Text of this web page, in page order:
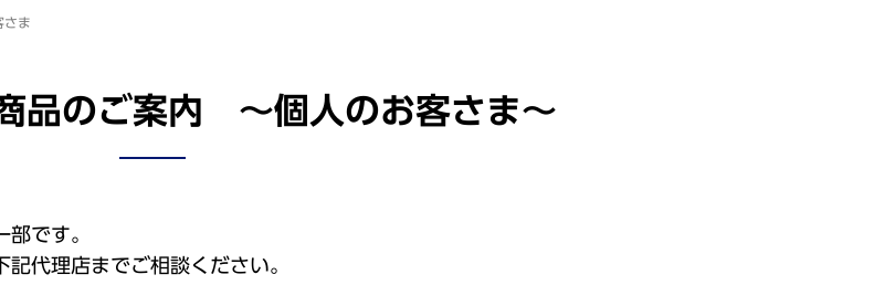
さま
品のご案内 〜個人のお客さま〜
です。
代理店までご相談ください。